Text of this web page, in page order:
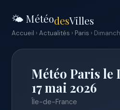
🌤️ MétéodesVilles
Accueil › Actualités › Paris ›
Météo Paris le
17 mai 2026
Île-de-France